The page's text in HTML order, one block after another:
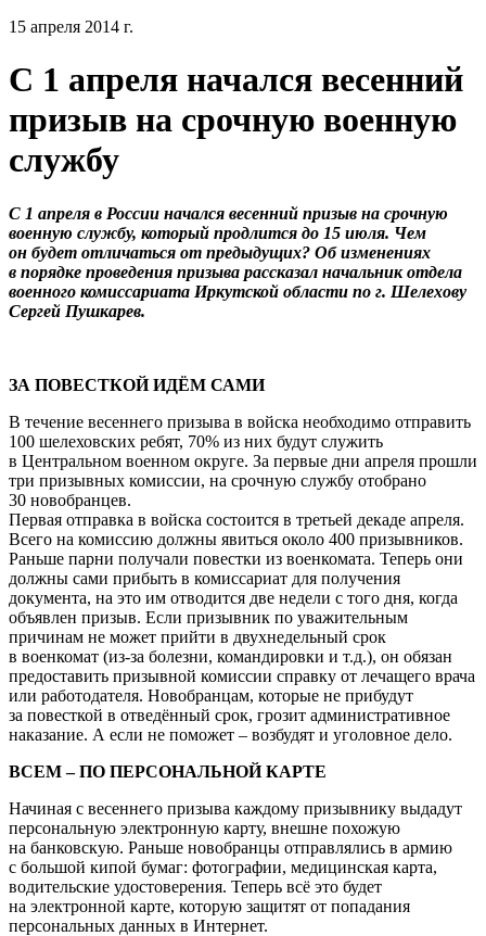
15 апреля 2014 г.
С 1 апреля начался весенний
призыв на срочную военную
службу
С 1 апреля в России начался весенний призыв на срочную
военную службу, который продлится до 15 июля. Чем
он будет отличаться от предыдущих? Об изменениях
в порядке проведения призыва рассказал начальник отдела
военного комиссариата Иркутской области по г. Шелехову
Сергей Пушкарев.
ЗА ПОВЕСТКОЙ ИДЁМ САМИ
В течение весеннего призыва в войска необходимо отправить
100 шелеховских ребят, 70% из них будут служить
в Центральном военном округе. За первые дни апреля прошли
три призывных комиссии, на срочную службу отобрано
30 новобранцев.
Первая отправка в войска состоится в третьей декаде апреля.
Всего на комиссию должны явиться около 400 призывников.
Раньше парни получали повестки из военкомата. Теперь они
должны сами прибыть в комиссариат для получения
документа, на это им отводится две недели с того дня, когда
объявлен призыв. Если призывник по уважительным
причинам не может прийти в двухнедельный срок
в военкомат (из-за болезни, командировки и т.д.), он обязан
предоставить призывной комиссии справку от лечащего врача
или работодателя. Новобранцам, которые не прибудут
за повесткой в отведённый срок, грозит административное
наказание. А если не поможет – возбудят и уголовное дело.
ВСЕМ – ПО ПЕРСОНАЛЬНОЙ КАРТЕ
Начиная с весеннего призыва каждому призывнику выдадут
персональную электронную карту, внешне похожую
на банковскую. Раньше новобранцы отправлялись в армию
с большой кипой бумаг: фотографии, медицинская карта,
водительские удостоверения. Теперь всё это будет
на электронной карте, которую защитят от попадания
персональных данных в Интернет.